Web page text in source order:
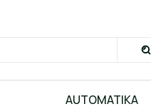
AUTOMATIKA